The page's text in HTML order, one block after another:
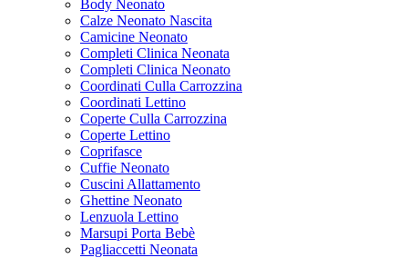
Body Neonato
Calze Neonato Nascita
Camicine Neonato
Completi Clinica Neonata
Completi Clinica Neonato
Coordinati Culla Carrozzina
Coordinati Lettino
Coperte Culla Carrozzina
Coperte Lettino
Coprifasce
Cuffie Neonato
Cuscini Allattamento
Ghettine Neonato
Lenzuola Lettino
Marsupi Porta Bebè
Pagliaccetti Neonata